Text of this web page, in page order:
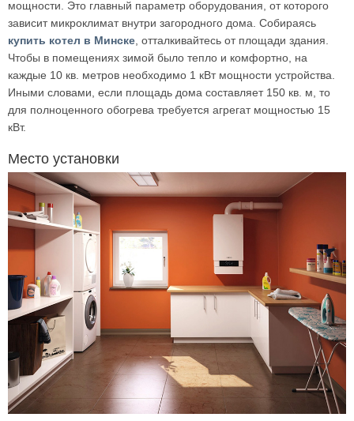
мощности. Это главный параметр оборудования, от которого
зависит микроклимат внутри загородного дома. Собираясь
купить котел в Минске , отталкивайтесь от площади здания.
Чтобы в помещениях зимой было тепло и комфортно, на
каждые 10 кв. метров необходимо 1 кВт мощности устройства.
Иными словами, если площадь дома составляет 150 кв. м, то
для полноценного обогрева требуется агрегат мощностью 15
кВт.
Место установки